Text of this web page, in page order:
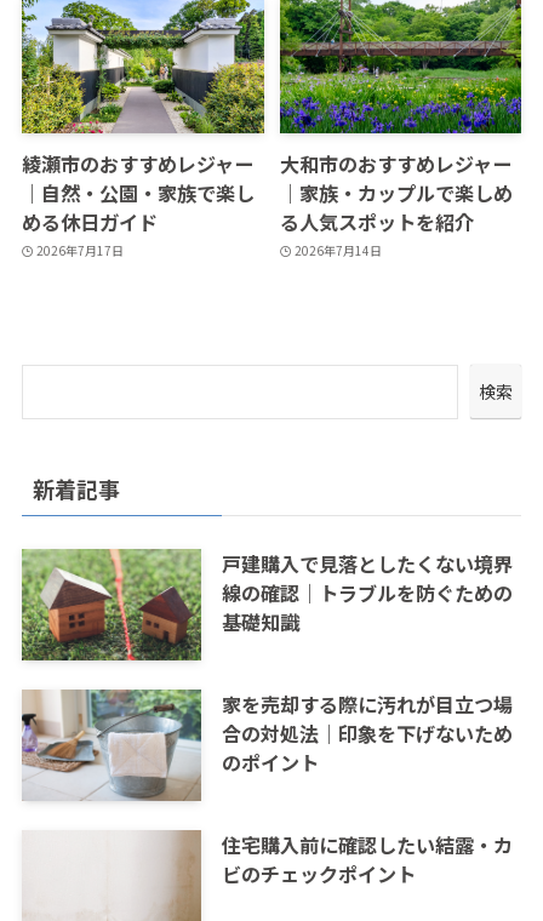
綾瀬市のおすすめレジャー
｜自然・公園・家族で楽し
める休日ガイド
2026年7月17日
大和市のおすすめレジャー
｜家族・カップルで楽しめ
る人気スポットを紹介
2026年7月14日
検索
新着記事
戸建購入で見落としたくない境界
線の確認｜トラブルを防ぐための
基礎知識
家を売却する際に汚れが目立つ場
合の対処法｜印象を下げないため
のポイント
住宅購入前に確認したい結露・カ
ビのチェックポイント